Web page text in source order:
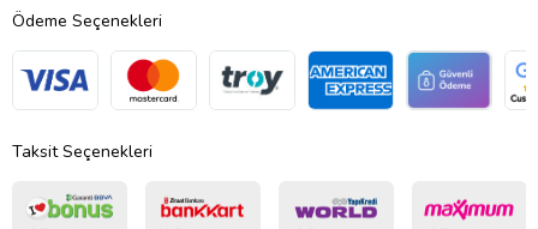
Ödeme Seçenekleri
Taksit Seçenekleri